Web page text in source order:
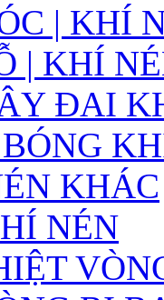
| KHÍ
| KHÍ
ĐAI
KHÁC
NÉN